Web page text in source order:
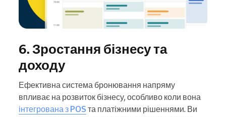
6. Зростання бізнесу та
доходу
Ефективна система бронювання напряму
впливає на розвиток бізнесу, особливо коли вона
інтегрована з POS та платіжними рішеннями. Ви